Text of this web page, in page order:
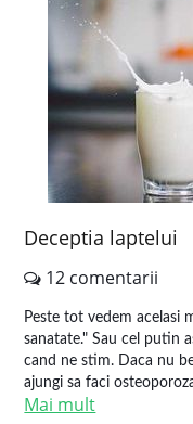
Deceptia laptelui
12 comentarii
Peste tot vedem acelasi
sanatate." Sau cel putin
cand ne stim. Daca nu
ajungi sa faci
Mai mult